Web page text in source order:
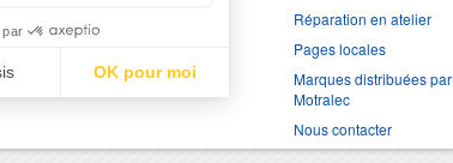
Réparation en atelier
Pages locales
Marques distribuées par
Motralec
Nous contacter